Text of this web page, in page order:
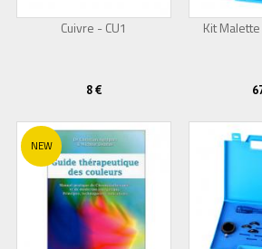
Cuivre - CU1
8 €
Kit
NEW